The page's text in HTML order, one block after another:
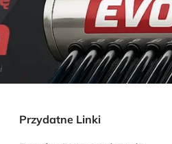
Przydatne Linki